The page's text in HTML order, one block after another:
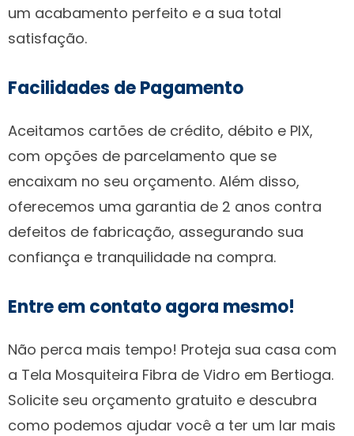
um acabamento perfeito e a sua total
satisfação.
Facilidades de Pagamento
Aceitamos cartões de crédito, débito e PIX,
com opções de parcelamento que se
encaixam no seu orçamento. Além disso,
oferecemos uma garantia de 2 anos contra
defeitos de fabricação, assegurando sua
confiança e tranquilidade na compra.
Entre em contato agora mesmo!
Não perca mais tempo! Proteja sua casa com
a Tela Mosquiteira Fibra de Vidro em Bertioga.
Solicite seu orçamento gratuito e descubra
como podemos ajudar você a ter um lar mais